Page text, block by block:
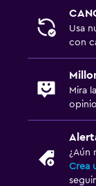
Usa
con
Mira
¿Aún
Crea